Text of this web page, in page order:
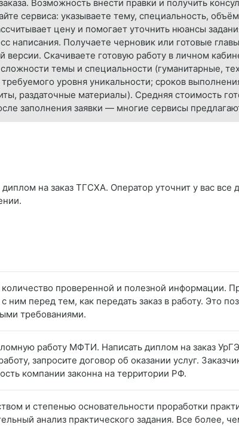
Возможность внести правки и получить
сервиса: указываете тему, специальность,
цену и помогает уточнить нюансы
написания. Получаете черновик или готовые
Скачиваете готовую работу в личном
темы и специальности (гуманитарные,
уровня уникальности; сроков
раздаточные материалы). Средняя стоимость
заполнения заявки — многие сервисы
на заказ ТГСХА. Оператор уточнит у вас
проверенной и полезной информации.
ним перед тем, как передать заказ в работу. Это
требованиями.
работу МФТИ. Написать диплом на заказ
запросите договор об оказании услуг.
компании законна на территории РФ.
и степенью основательности проработки
анализ практического задания. Все более,